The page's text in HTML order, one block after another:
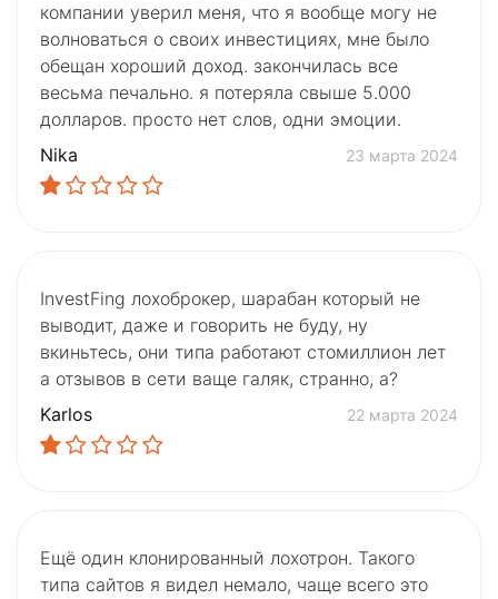
компании уверил меня, что я вообще могу не
волноваться о своих инвестициях, мне было
обещан хороший доход. закончилась все
весьма печально. я потеряла свыше 5.000
долларов. просто нет слов, одни эмоции.
Nika
23 марта 2024
InvestFing лохоброкер, шарабан который не
выводит, даже и говорить не буду, ну
вкиньтесь, они типа работают стомиллион лет
а отзывов в сети ваще галяк, странно, а?
Karlos
22 марта 2024
Ещё один клонированный лохотрон. Такого
типа сайтов я видел немало, чаще всего это